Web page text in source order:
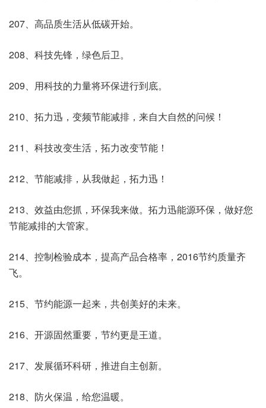
207、高品质生活从低碳开始。
208、科技先锋，绿色后卫。
209、用科技的力量将环保进行到底。
210、拓力迅，变频节能减排，来自大自然的问候！
211、科技改变生活，拓力改变节能！
212、节能减排，从我做起，拓力迅！
213、效益由您抓，环保我来做。拓力迅能源环保，做好您
节能减排的大管家。
214、控制检验成本，提高产品合格率，2016节约质量齐
飞。
215、节约能源一起来，共创美好的未来。
216、开源固然重要，节约更是王道。
217、发展循环科研，推进自主创新。
218、防火保温，给您温暖。